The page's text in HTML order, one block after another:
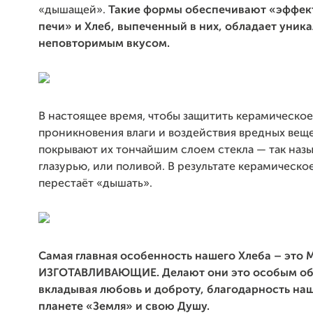
«дышащей». Такие формы обеспечивают
печи» и Хлеб, выпеченный в них, обладает
неповторимым вкусом.
В настоящее время, чтобы защитить
проникновения влаги и воздействия вредных
покрывают их тончайшим слоем стекла — так
глазурью, или поливой. В результате
перестаёт «дышать».
Самая главная особенность нашего Хлеба – это
ИЗГОТАВЛИВАЮЩИЕ. Делают они это особым
вкладывая любовь и доброту, благодарность
планете «Земля» и свою Душу.